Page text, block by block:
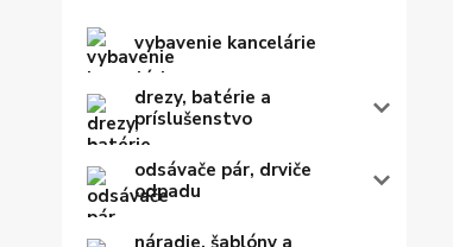
vybavenie kancelárie
drezy, batérie a
príslušenstvo
odsávače pár, drviče
odpadu
náradie, šablóny a